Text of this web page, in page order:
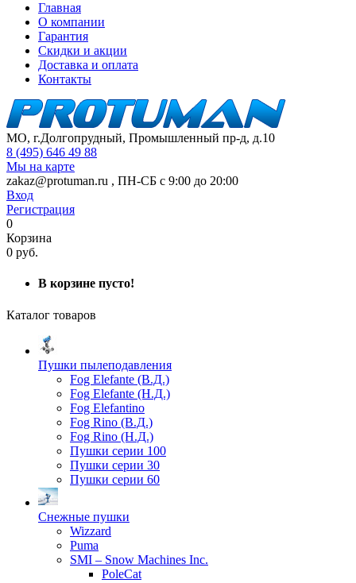
Главная
О компании
Гарантия
Скидки и акции
Доставка и оплата
Контакты
МО, г.Долгопрудный, Промышленный пр-д, д.10
8 (495) 646 49 88
Мы на карте
zakaz@protuman.ru , ПН-СБ с 9:00 до 20:00
Вход
Регистрация
0
Корзина
0 руб.
В корзине пусто!
Каталог товаров
Пушки пылеподавления
Fog Elefante (В.Д.)
Fog Elefante (Н.Д.)
Fog Elefantino
Fog Rino (В.Д.)
Fog Rino (Н.Д.)
Пушки серии 100
Пушки серии 30
Пушки серии 60
Снежные пушки
Wizzard
Puma
SMI – Snow Machines Inc.
PoleCat